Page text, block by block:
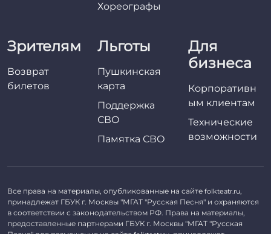
Хореографы
Зрителям
Возврат
билетов
Льготы
Пушкинская
карта
Поддержка
СВО
Памятка СВО
Для
бизнеса
Корпоративн
ым клиентам
Технические
возможности
Все права на материалы, опубликованные на сайте folkteatr.ru,
принадлежат ГБУК г. Москвы "МГАТ "Русская Песня" и охраняются
в соответствии с законодательством РФ. Права на материалы,
предоставленные партнерами ГБУК г. Москвы "МГАТ "Русская